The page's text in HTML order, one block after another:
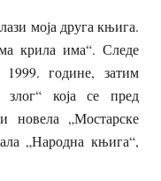
моја друга књига.
крила има“. Следе
1999. године, затим
која се пред
новела „Мостарске
„Народна књига“,